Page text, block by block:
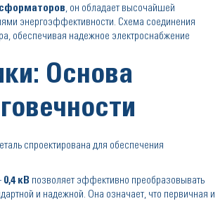
, он обладает высочайшей
энергоэффективности. Схема соединения
обеспечивая надежное электроснабжение
Основа
спроектирована для обеспечения
0,4 кВ позволяет эффективно преобразовывать
и надежной. Она означает, что первичная и